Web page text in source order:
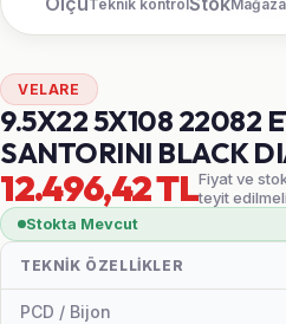
Teknik kontrol
VELARE
9.5X22 5X108 22082
SANTORINI BLACK
12.496,42 TLFiyat ve
teyit
Stokta Mevcut
TEKNIK ÖZELLIKLER
PCD / Bijon